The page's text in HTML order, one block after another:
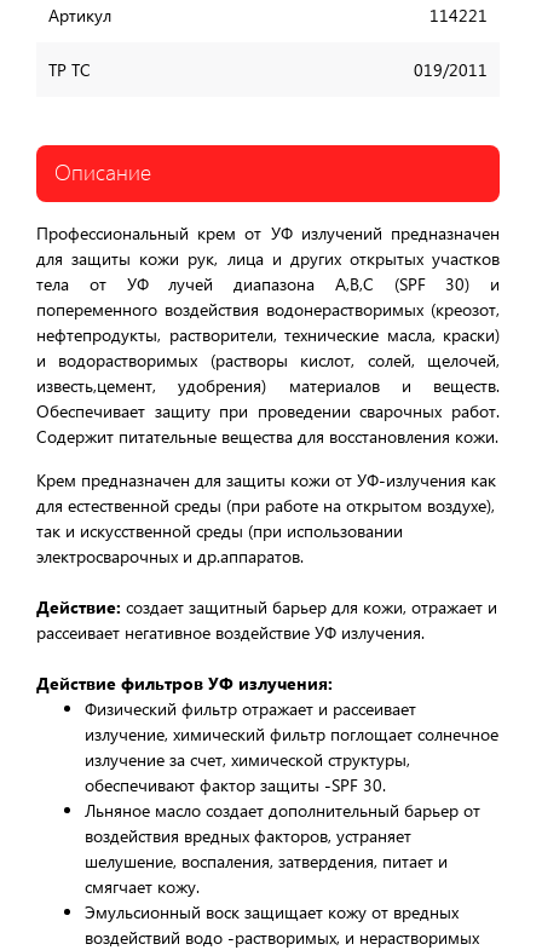
Артикул 114221
ТР ТС 019/2011
Описание
Профессиональный крем от УФ излучений предназначен
для защиты кожи рук, лица и других открытых участков
тела от УФ лучей диапазона А,В,С (SPF 30) и
попеременного воздействия водонерастворимых (креозот,
нефтепродукты, растворители, технические масла, краски)
и водорастворимых (растворы кислот, солей, щелочей,
известь,цемент, удобрения) материалов и веществ.
Обеспечивает защиту при проведении сварочных работ.
Содержит питательные вещества для восстановления кожи.
Крем предназначен для защиты кожи от УФ-излучения как
для естественной среды (при работе на открытом воздухе),
так и искусственной среды (при использовании
электросварочных и др.аппаратов.
Действие: создает защитный барьер для кожи, отражает и
рассеивает негативное воздействие УФ излучения.
Действие фильтров УФ излучения:
Физический фильтр отражает и рассеивает
излучение, химический фильтр поглощает солнечное
излучение за счет, химической структуры,
обеспечивают фактор защиты -SPF 30.
Льняное масло создает дополнительный барьер от
воздействия вредных факторов, устраняет
шелушение, воспаления, затвердения, питает и
смягчает кожу.
Эмульсионный воск защищает кожу от вредных
воздействий водо -растворимых, и нерастворимых